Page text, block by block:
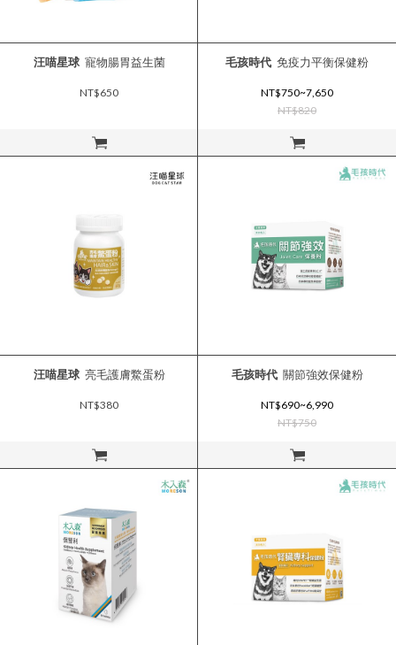
立即購買
汪喵星球 寵物腸胃益生菌
NT$650
立即購買
毛孩時代 免疫力平衡保健粉
NT$750~7,650
NT$820
立即購買
汪喵星球 亮毛護膚鱉蛋粉
NT$380
立即購買
毛孩時代 關節強效保健粉
NT$690~6,990
NT$750